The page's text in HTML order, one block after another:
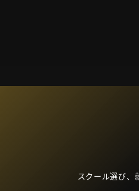
スクール選び、